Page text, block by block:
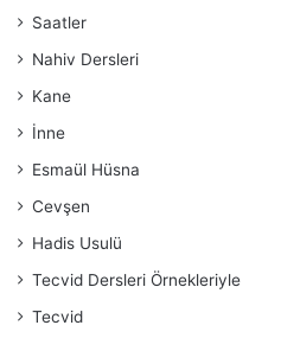
Saatler
Nahiv Dersleri
Kane
İnne
Esmaül Hüsna
Cevşen
Hadis Usulü
Tecvid Dersleri Örnekleriyle
Tecvid